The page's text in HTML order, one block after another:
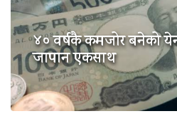
४० वर्षकै कमजोर बनेको
जापान एकसाथ